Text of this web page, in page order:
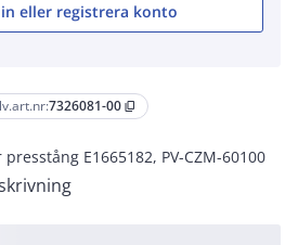
7326081-00 content_copy
E1665182, PV-CZM-60100
in eller registrera konto